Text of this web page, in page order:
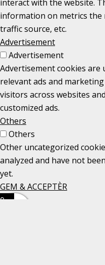
interact with the website.
information on metrics
traffic source, etc.
Advertisement
Advertisement
Advertisement cookies
relevant ads and
visitors across websites
customized ads.
Others
Others
Other uncategorized
analyzed and have not
yet.
GEM & ACCEPTÈR
0